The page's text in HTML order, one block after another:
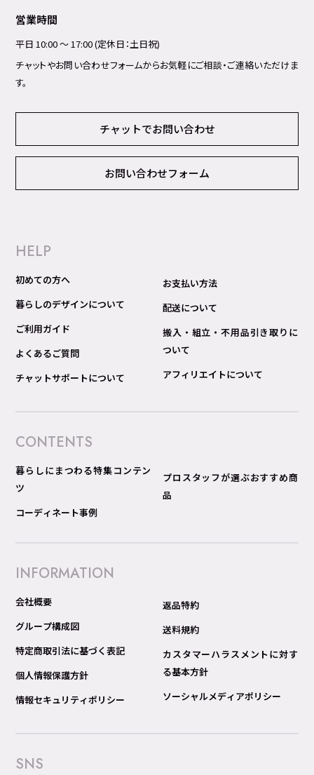
営業時間
平日 10:00 ～ 17:00 (定休日：土日祝)
チャットやお問い合わせフォームからお気軽にご相談・ご連絡いただけま
す。
チャットでお問い合わせ
お問い合わせフォーム
HELP
初めての方へ
暮らしのデザインについて
ご利用ガイド
よくあるご質問
チャットサポートについて
お支払い方法
配送について
搬入・組立・不用品引き取りに
ついて
アフィリエイトについて
CONTENTS
暮らしにまつわる特集コンテン
ツ
コーディネート事例
プロスタッフが選ぶおすすめ商
品
INFORMATION
会社概要
グループ構成図
特定商取引法に基づく表記
個人情報保護方針
情報セキュリティポリシー
返品特約
送料規約
カスタマーハラスメントに対す
る基本方針
ソーシャルメディアポリシー
SNS